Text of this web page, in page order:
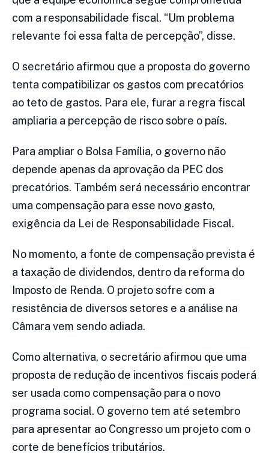
com a responsabilidade fiscal. “Um problema
relevante foi essa falta de percepção”, disse.
O secretário afirmou que a proposta do governo
tenta compatibilizar os gastos com precatórios
ao teto de gastos. Para ele, furar a regra fiscal
ampliaria a percepção de risco sobre o país.
Para ampliar o Bolsa Família, o governo não
depende apenas da aprovação da PEC dos
precatórios. Também será necessário encontrar
uma compensação para esse novo gasto,
exigência da Lei de Responsabilidade Fiscal.
No momento, a fonte de compensação prevista é
a taxação de dividendos, dentro da reforma do
Imposto de Renda. O projeto sofre com a
resistência de diversos setores e a análise na
Câmara vem sendo adiada.
Como alternativa, o secretário afirmou que uma
proposta de redução de incentivos fiscais poderá
ser usada como compensação para o novo
programa social. O governo tem até setembro
para apresentar ao Congresso um projeto com o
corte de benefícios tributários.